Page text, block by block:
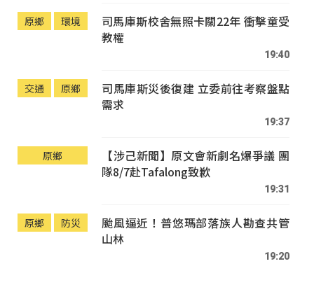
原鄉 環境
司馬庫斯校舍無照卡關22年 衝擊童受
教權
19:40
交通 原鄉
司馬庫斯災後復建 立委前往考察盤點
需求
19:37
原鄉
【涉己新聞】原文會新劇名爆爭議 團
隊8/7赴Tafalong致歉
19:31
原鄉 防災
颱風逼近！普悠瑪部落族人勘查共管
山林
19:20